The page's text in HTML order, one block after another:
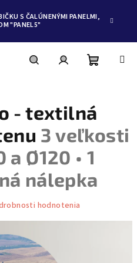
S ČALÚNENÝMI PANELMI,
"PANEL5"
košík
- textilná
3 veľkosti
Ø120 • 1
nálepka
hodnotenia